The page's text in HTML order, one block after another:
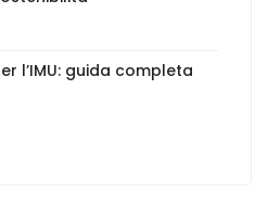
l’IMU: guida completa